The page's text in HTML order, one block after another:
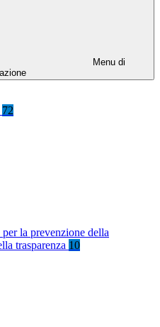
Menu di
72
la prevenzione della
trasparenza 10